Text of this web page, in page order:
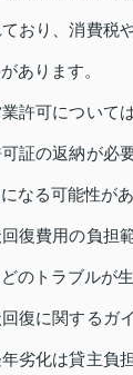
おり、消費税
あります。
許可について
証の返納が必
なる可能性があ
復費用の負担
のトラブルが
復に関するガ
劣化は貸主負